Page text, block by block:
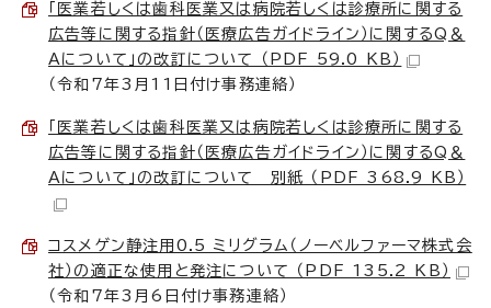
「医業若しくは歯科医業又は病院若しくは診療所に関する
広告等に関する指針（医療広告ガイドライン）に関するQ＆
Aについて」の改訂について （PDF 59.0 KB）
（令和7年3月11日付け事務連絡）
「医業若しくは歯科医業又は病院若しくは診療所に関する
広告等に関する指針（医療広告ガイドライン）に関するQ＆
Aについて」の改訂について 別紙 （PDF 368.9 KB）
コスメゲン静注用0.5 ミリグラム（ノーベルファーマ株式会
社）の適正な使用と発注について （PDF 135.2 KB）
（令和7年3月6日付け事務連絡）